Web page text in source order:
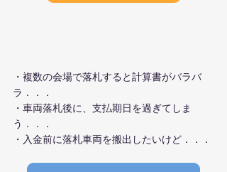
・複数の会場で落札すると計算書がバラバ
ラ．．．
・車両落札後に、支払期日を過ぎてしま
う．．．
・入金前に落札車両を搬出したいけど．．．